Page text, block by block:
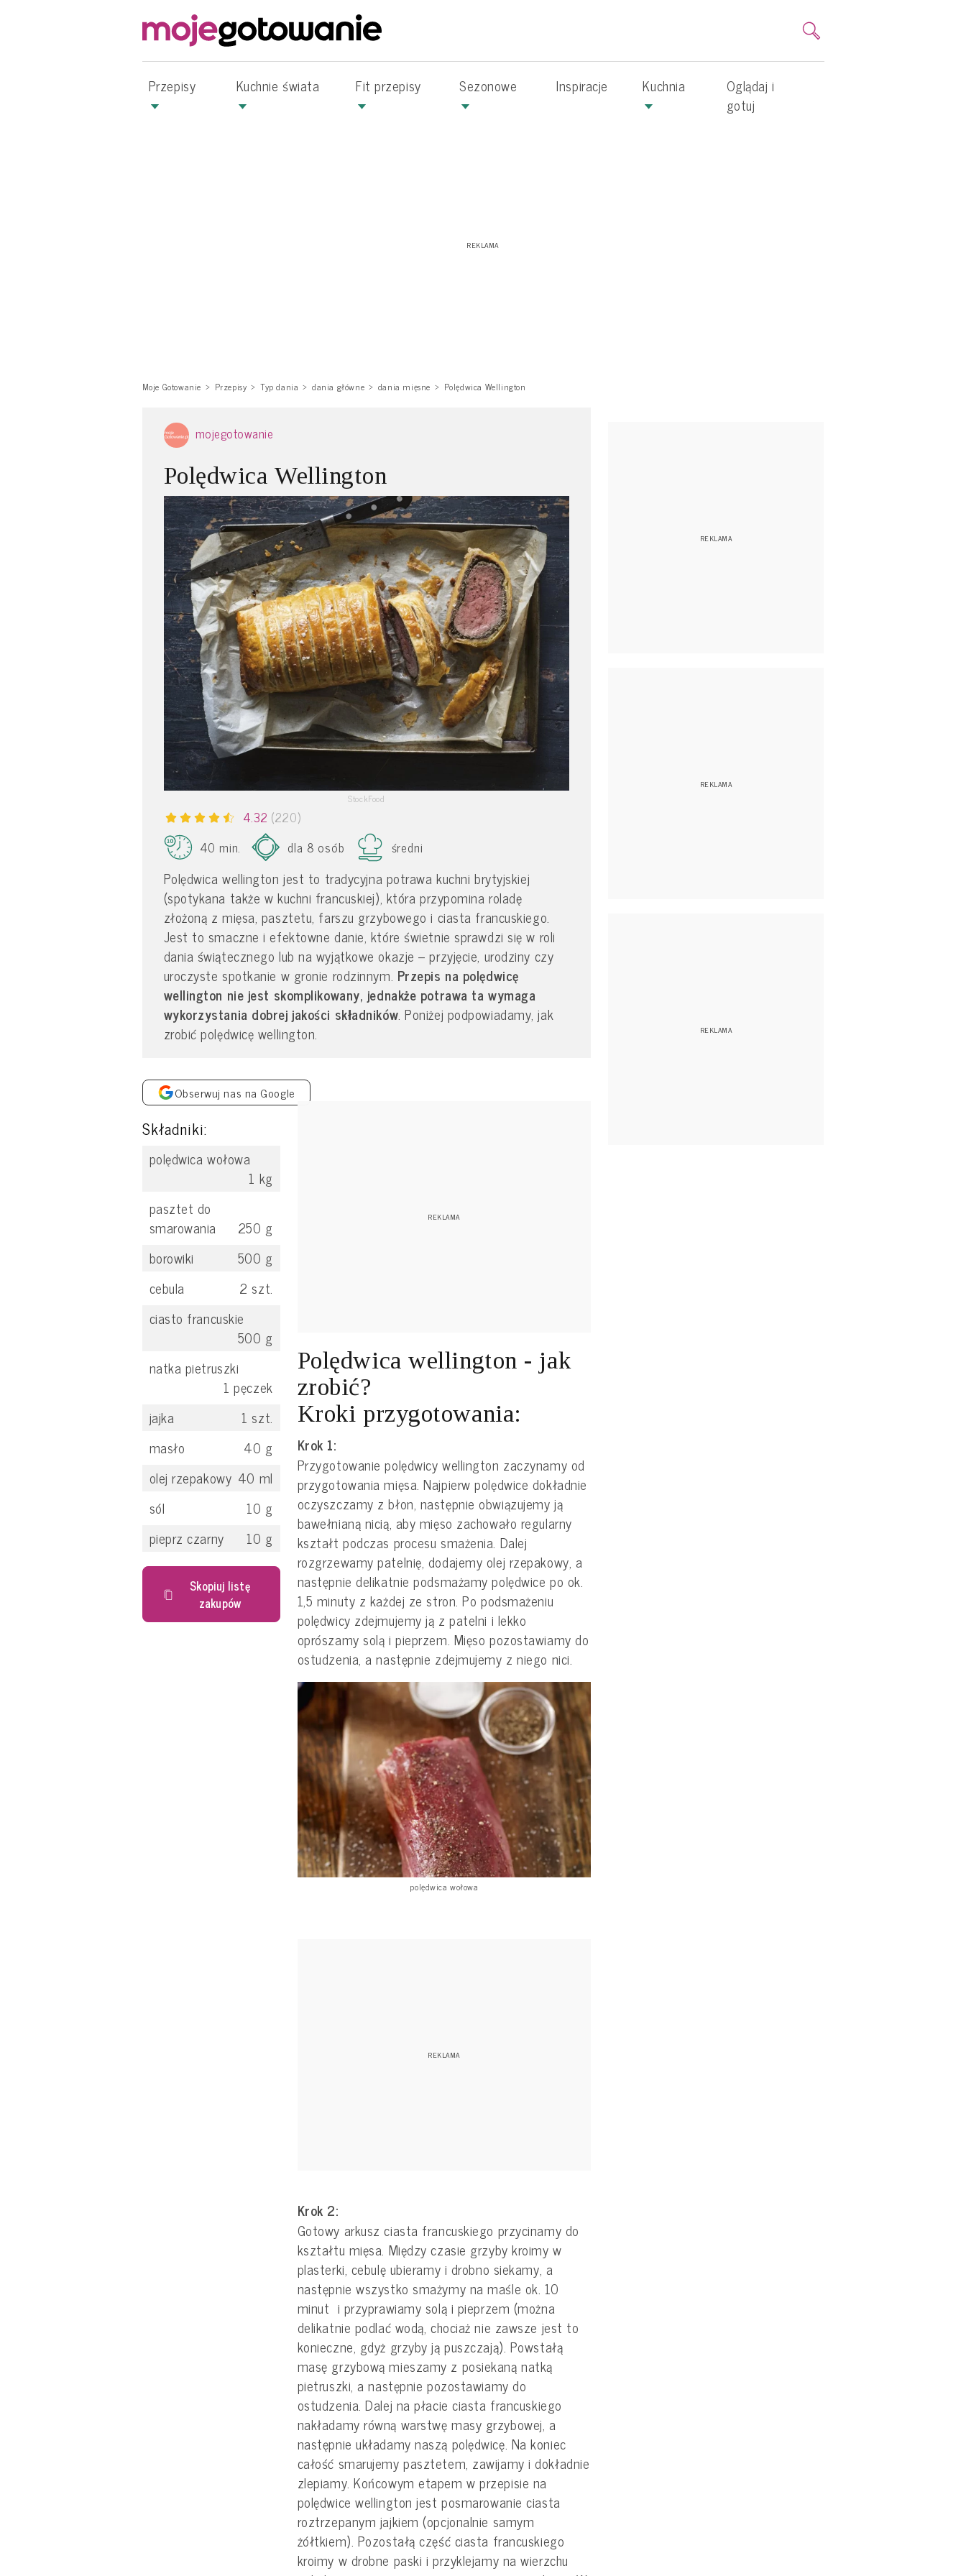
Przepisy Kuchnie świata Fit przepisy Sezonowe Inspiracje Kuchnia
Oglądaj i
gotuj
Moje Gotowanie Przepisy Typ dania dania główne dania mięsne Polędwica Wellington
mojegotowanie
Polędwica Wellington
StockFood
4.32 (220)
40 min.
dla 8 osób średni
Polędwica wellington jest to tradycyjna potrawa kuchni brytyjskiej
(spotykana także w kuchni francuskiej), która przypomina roladę
złożoną z mięsa, pasztetu, farszu grzybowego i ciasta francuskiego.
Jest to smaczne i efektowne danie, które świetnie sprawdzi się w roli
dania świątecznego lub na wyjątkowe okazje – przyjęcie, urodziny czy
uroczyste spotkanie w gronie rodzinnym. Przepis na polędwicę
wellington nie jest skomplikowany, jednakże potrawa ta wymaga
wykorzystania dobrej jakości składników. Poniżej podpowiadamy, jak
zrobić polędwicę wellington.
Obserwuj nas na Google
Składniki:
polędwica wołowa
1 kg
pasztet do
smarowania
250 g
borowiki
500 g
cebula
2 szt.
ciasto francuskie
500 g
natka pietruszki
1 pęczek
jajka
1 szt.
masło
40 g
olej rzepakowy 40 ml
sól
10 g
pieprz czarny
10 g
Skopiuj listę
zakupów
Polędwica wellington - jak
zrobić?
Kroki przygotowania:
Krok 1:
Przygotowanie polędwicy wellington zaczynamy od
przygotowania mięsa. Najpierw polędwice dokładnie
oczyszczamy z błon, następnie obwiązujemy ją
bawełnianą nicią, aby mięso zachowało regularny
kształt podczas procesu smażenia. Dalej
rozgrzewamy patelnię, dodajemy olej rzepakowy, a
następnie delikatnie podsmażamy polędwice po ok.
1,5 minuty z każdej ze stron. Po podsmażeniu
polędwicy zdejmujemy ją z patelni i lekko
oprószamy solą i pieprzem. Mięso pozostawiamy do
ostudzenia, a następnie zdejmujemy z niego nici.
polędwica wołowa
Krok 2:
Gotowy arkusz ciasta francuskiego przycinamy do
kształtu mięsa. Między czasie grzyby kroimy w
plasterki, cebulę ubieramy i drobno siekamy, a
następnie wszystko smażymy na maśle ok. 10
minut i przyprawiamy solą i pieprzem (można
delikatnie podlać wodą, chociaż nie zawsze jest to
konieczne, gdyż grzyby ją puszczają). Powstałą
masę grzybową mieszamy z posiekaną natką
pietruszki, a następnie pozostawiamy do
ostudzenia. Dalej na płacie ciasta francuskiego
nakładamy równą warstwę masy grzybowej, a
następnie układamy naszą polędwicę. Na koniec
całość smarujemy pasztetem, zawijamy i dokładnie
zlepiamy. Końcowym etapem w przepisie na
polędwice wellington jest posmarowanie ciasta
roztrzepanym jajkiem (opcjonalnie samym
żółtkiem). Pozostałą część ciasta francuskiego
kroimy w drobne paski i przyklejamy na wierzchu